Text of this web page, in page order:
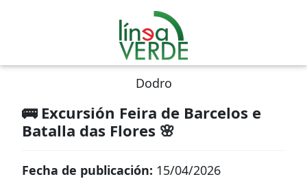
Dodro
🚌 Excursión Feira de Barcelos e
Batalla das Flores 🌸
Fecha de publicación: 15/04/2026